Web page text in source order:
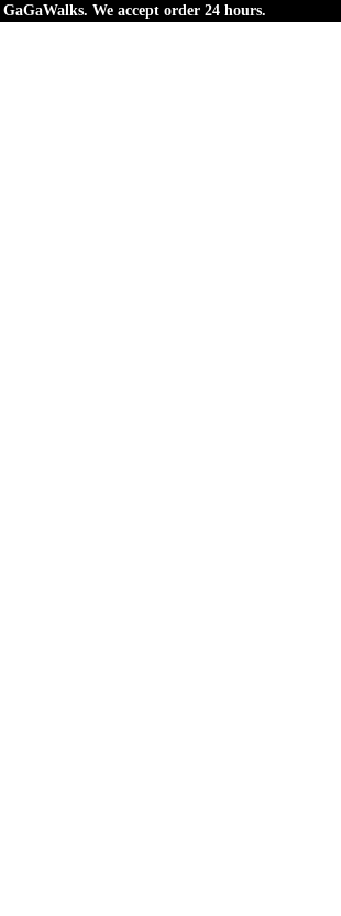
GaGaWalks. We accept order 24 hours.